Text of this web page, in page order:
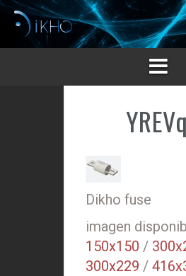
Saltar
contenido
Dikho fuse
imagen
150x150 /
300x229 /